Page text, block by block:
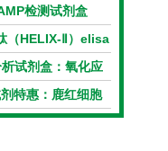
检测试剂盒
品上市优惠活动
（HELIX-Ⅱ）elisa
动开启
试剂盒：氧化应
具
特惠：鹿红细胞
试剂盒让利活